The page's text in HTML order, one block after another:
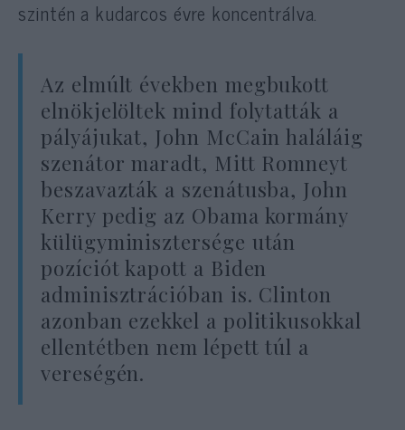
szintén a kudarcos évre koncentrálva.
Az elmúlt években megbukott
elnökjelöltek mind folytatták a
pályájukat, John McCain haláláig
szenátor maradt, Mitt Romneyt
beszavazták a szenátusba, John
Kerry pedig az Obama kormány
külügyminisztersége után
pozíciót kapott a Biden
adminisztrációban is. Clinton
azonban ezekkel a politikusokkal
ellentétben nem lépett túl a
vereségén.